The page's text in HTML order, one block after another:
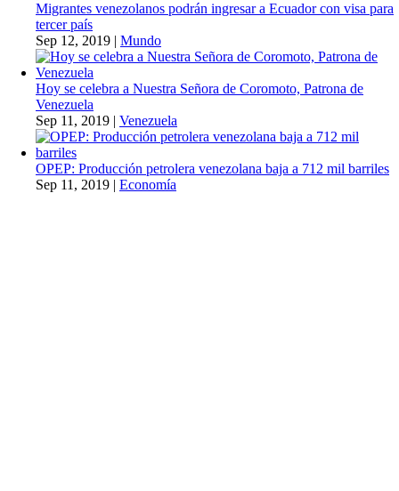
Migrantes venezolanos podrán ingresar a Ecuador con visa para
tercer país
Sep 12, 2019 | Mundo
Hoy se celebra a Nuestra Señora de Coromoto, Patrona de
Venezuela
Sep 11, 2019 | Venezuela
OPEP: Producción petrolera venezolana baja a 712 mil barriles
Sep 11, 2019 | Economía